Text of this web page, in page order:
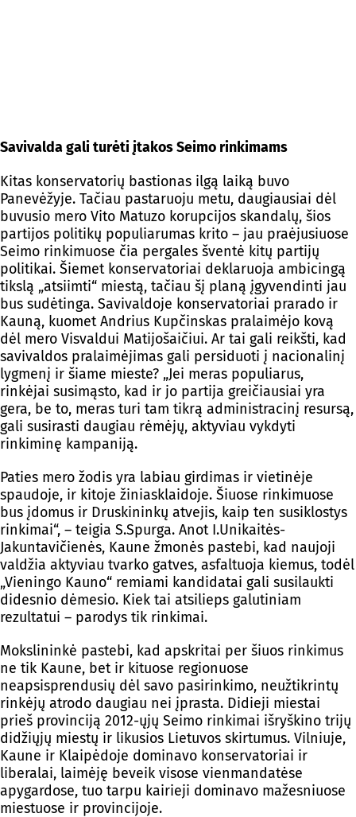
Savivalda gali turėti įtakos Seimo rinkimams
Kitas konservatorių bastionas ilgą laiką buvo
Panevėžyje. Tačiau pastaruoju metu, daugiausiai dėl
buvusio mero Vito Matuzo korupcijos skandalų, šios
partijos politikų populiarumas krito – jau praėjusiuose
Seimo rinkimuose čia pergales šventė kitų partijų
politikai. Šiemet konservatoriai deklaruoja ambicingą
tikslą „atsiimti“ miestą, tačiau šį planą įgyvendinti jau
bus sudėtinga. Savivaldoje konservatoriai prarado ir
Kauną, kuomet Andrius Kupčinskas pralaimėjo kovą
dėl mero Visvaldui Matijošaičiui. Ar tai gali reikšti, kad
savivaldos pralaimėjimas gali persiduoti į nacionalinį
lygmenį ir šiame mieste? „Jei meras populiarus,
rinkėjai susimąsto, kad ir jo partija greičiausiai yra
gera, be to, meras turi tam tikrą administracinį resursą,
gali susirasti daugiau rėmėjų, aktyviau vykdyti
rinkiminę kampaniją.
Paties mero žodis yra labiau girdimas ir vietinėje
spaudoje, ir kitoje žiniasklaidoje. Šiuose rinkimuose
bus įdomus ir Druskininkų atvejis, kaip ten susiklostys
rinkimai“, – teigia S.Spurga. Anot I.Unikaitės-
Jakuntavičienės, Kaune žmonės pastebi, kad naujoji
valdžia aktyviau tvarko gatves, asfaltuoja kiemus, todėl
„Vieningo Kauno“ remiami kandidatai gali susilaukti
didesnio dėmesio. Kiek tai atsilieps galutiniam
rezultatui – parodys tik rinkimai.
Mokslininkė pastebi, kad apskritai per šiuos rinkimus
ne tik Kaune, bet ir kituose regionuose
neapsisprendusių dėl savo pasirinkimo, neužtikrintų
rinkėjų atrodo daugiau nei įprasta. Didieji miestai
prieš provinciją 2012-ųjų Seimo rinkimai išryškino trijų
didžiųjų miestų ir likusios Lietuvos skirtumus. Vilniuje,
Kaune ir Klaipėdoje dominavo konservatoriai ir
liberalai, laimėję beveik visose vienmandatėse
apygardose, tuo tarpu kairieji dominavo mažesniuose
miestuose ir provincijoje.